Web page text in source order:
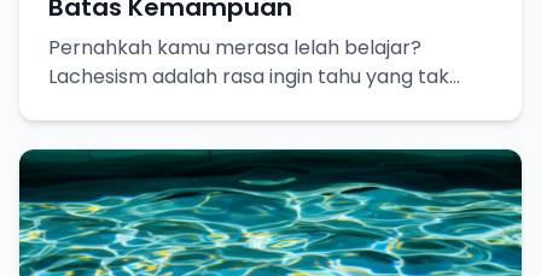
Batas Kemampuan
Pernahkah kamu merasa lelah belajar?
Lachesism adalah rasa ingin tahu yang tak